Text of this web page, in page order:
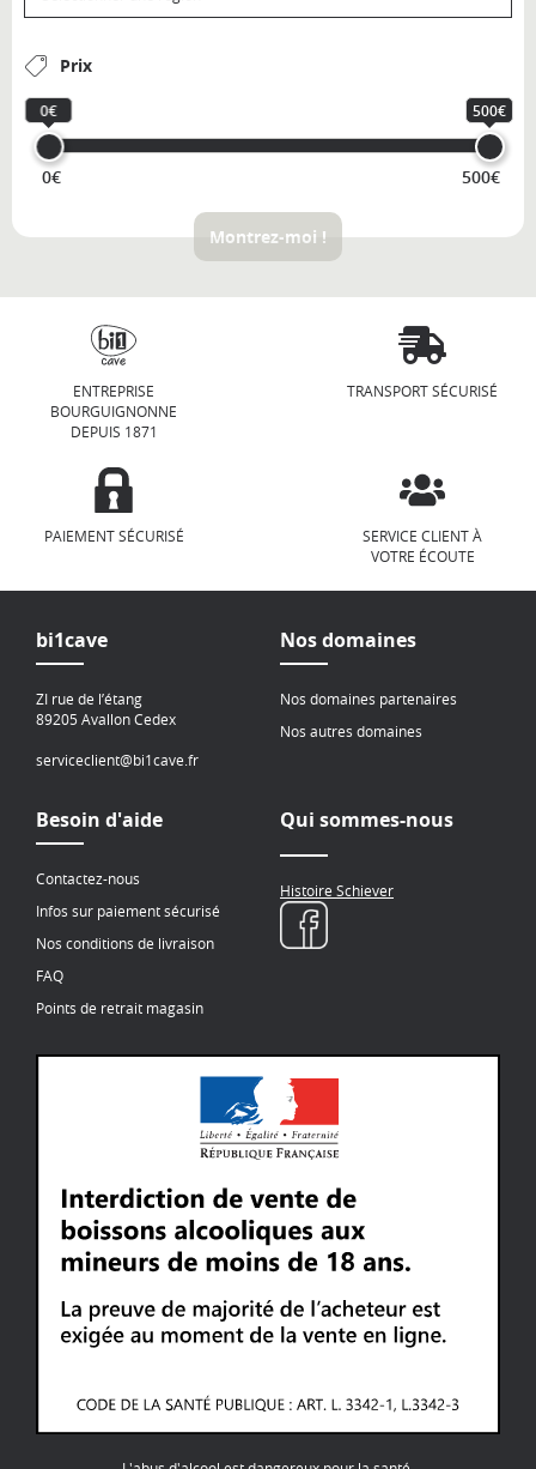
Prix
0€ 500€
0€ 500€
Montrez-moi !
ENTREPRISE
BOURGUIGNONNE
DEPUIS 1871
TRANSPORT SÉCURISÉ
PAIEMENT SÉCURISÉ
SERVICE CLIENT À
VOTRE ÉCOUTE
bi1cave
ZI rue de l’étang
89205 Avallon Cedex
serviceclient@bi1cave.fr
Nos domaines
Nos domaines partenaires
Nos autres domaines
Besoin d'aide
Contactez-nous
Infos sur paiement sécurisé
Nos conditions de livraison
FAQ
Points de retrait magasin
Qui sommes-nous
Histoire Schiever